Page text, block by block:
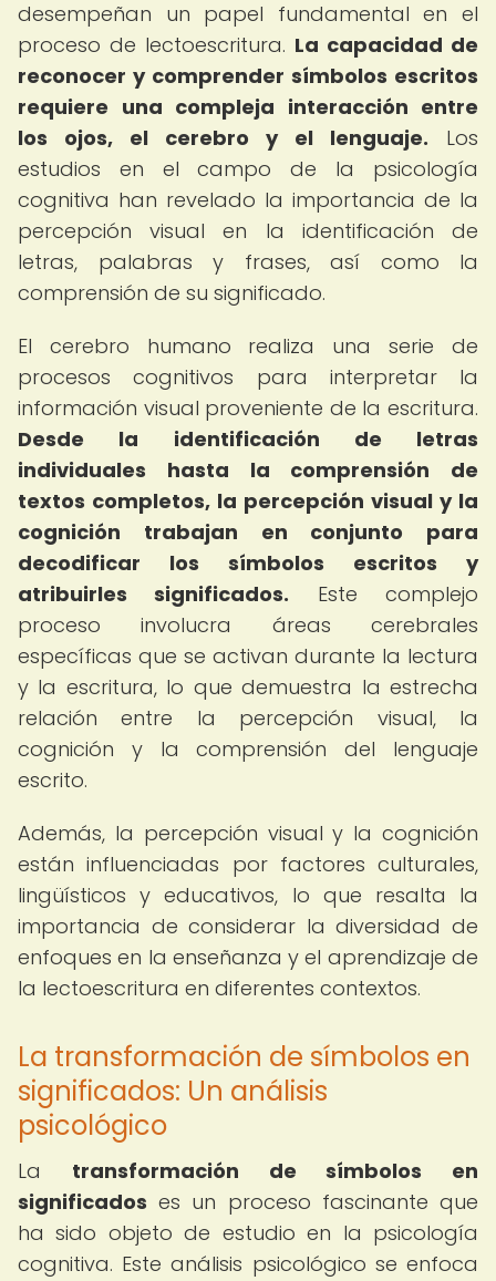
desempeñan un papel fundamental en el
proceso de lectoescritura. La capacidad de
reconocer y comprender símbolos escritos
requiere una compleja interacción entre
los ojos, el cerebro y el lenguaje. Los
estudios en el campo de la psicología
cognitiva han revelado la importancia de la
percepción visual en la identificación de
letras, palabras y frases, así como la
comprensión de su significado.
El cerebro humano realiza una serie de
procesos cognitivos para interpretar la
información visual proveniente de la escritura.
Desde la identificación de letras
individuales hasta la comprensión de
textos completos, la percepción visual y la
cognición trabajan en conjunto para
decodificar los símbolos escritos y
atribuirles significados. Este complejo
proceso involucra áreas cerebrales
específicas que se activan durante la lectura
y la escritura, lo que demuestra la estrecha
relación entre la percepción visual, la
cognición y la comprensión del lenguaje
escrito.
Además, la percepción visual y la cognición
están influenciadas por factores culturales,
lingüísticos y educativos, lo que resalta la
importancia de considerar la diversidad de
enfoques en la enseñanza y el aprendizaje de
la lectoescritura en diferentes contextos.
La transformación de símbolos en
significados: Un análisis
psicológico
La transformación de símbolos en
significados es un proceso fascinante que
ha sido objeto de estudio en la psicología
cognitiva. Este análisis psicológico se enfoca